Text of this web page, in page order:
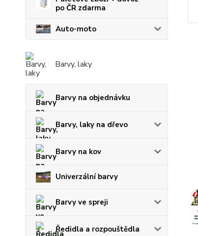
po ČR zdarma
Auto-moto
Barvy, laky
Barvy na objednávku
Barvy, laky na dřevo
Barvy na kov
Univerzální barvy
Barvy ve spreji
Ředidla a rozpouštědla